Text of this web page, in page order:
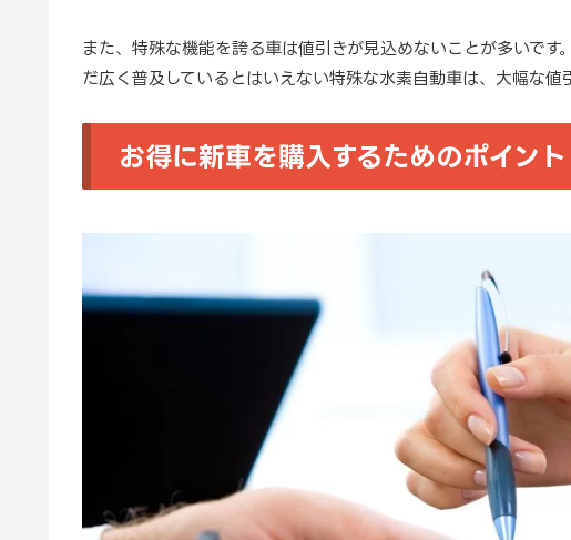
また、特殊な機能を誇る車は値引きが見込めないことが多いで
だ広く普及しているとはいえない特殊な水素自動車は、大幅な値
お得に新車を購入するためのポイント